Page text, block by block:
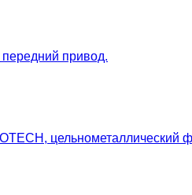
привод.
цельнометаллический